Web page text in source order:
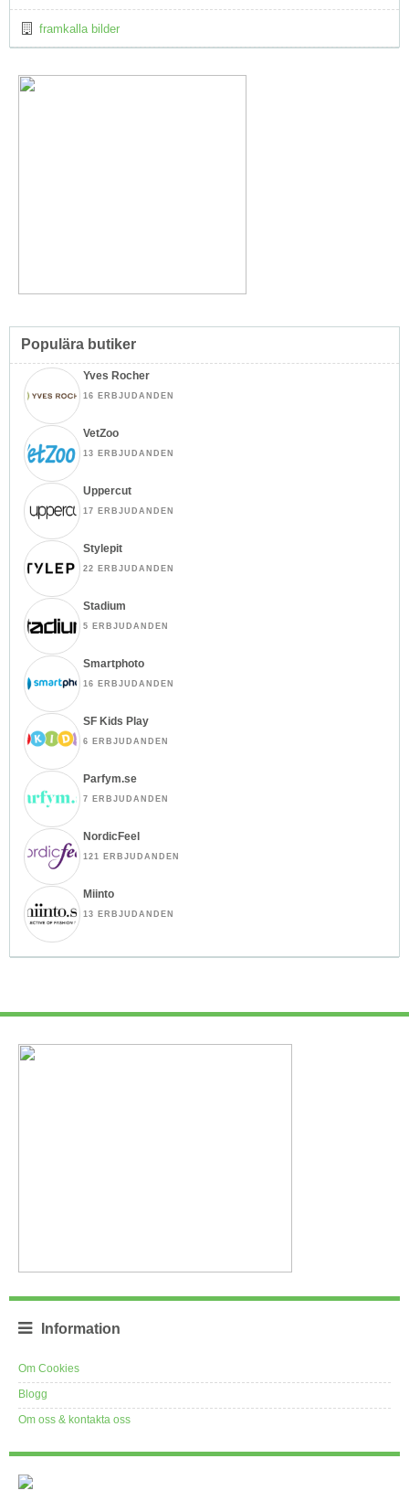
framkalla bilder
Populära butiker
Yves Rocher
16 ERBJUDANDEN
VetZoo
13 ERBJUDANDEN
Uppercut
17 ERBJUDANDEN
Stylepit
22 ERBJUDANDEN
Stadium
5 ERBJUDANDEN
Smartphoto
16 ERBJUDANDEN
SF Kids Play
6 ERBJUDANDEN
Parfym.se
7 ERBJUDANDEN
NordicFeel
121 ERBJUDANDEN
Miinto
13 ERBJUDANDEN
Information
Om Cookies
Blogg
Om oss & kontakta oss